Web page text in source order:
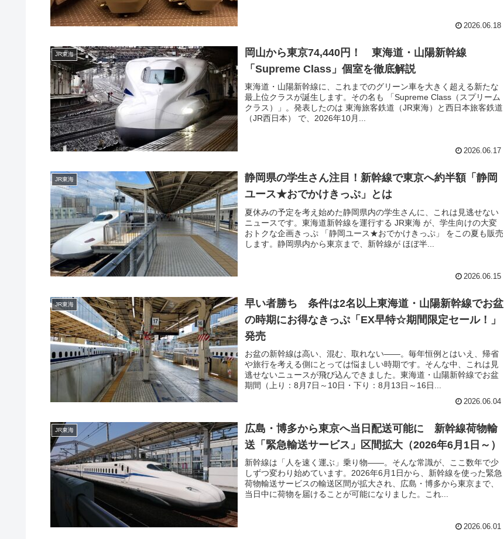
2026.06.18
JR東海
岡山から東京74,440円！ 東海道・山陽新幹線
「Supreme Class」個室を徹底解説
東海道・山陽新幹線に、これまでのグリーン車を大きく超える新たな
最上位クラスが誕生します。その名も 「Supreme Class（スプリーム
クラス）」。発表したのは 東海旅客鉄道（JR東海）と西日本旅客鉄道
（JR西日本） で、2026年10月...
2026.06.17
JR東海
静岡県の学生さん注目！新幹線で東京へ約半額「静岡
ユース★おでかけきっぷ」とは
夏休みの予定を考え始めた静岡県内の学生さんに、これは見逃せない
ニュースです。東海道新幹線を運行する JR東海 が、学生向けの大変
おトクな企画きっぷ 「静岡ユース★おでかけきっぷ」 をこの夏も販売
します。静岡県内から東京まで、新幹線が ほぼ半...
2026.06.15
JR東海
早い者勝ち 条件は2名以上東海道・山陽新幹線でお盆
の時期にお得なきっぷ「EX早特☆期間限定セール！」
発売
お盆の新幹線は高い、混む、取れない――。毎年恒例とはいえ、帰省
や旅行を考える側にとっては悩ましい時期です。そんな中、これは見
逃せないニュースが飛び込んできました。東海道・山陽新幹線でお盆
期間（上り：8月7日～10日・下り：8月13日～16日...
2026.06.04
JR東海
広島・博多から東京へ当日配送可能に 新幹線荷物輸
送「緊急輸送サービス」区間拡大（2026年6月1日～）
新幹線は「人を速く運ぶ」乗り物――。そんな常識が、ここ数年で少
しずつ変わり始めています。2026年6月1日から、新幹線を使った緊急
荷物輸送サービスの輸送区間が拡大され、広島・博多から東京まで、
当日中に荷物を届けることが可能になりました。これ...
2026.06.01